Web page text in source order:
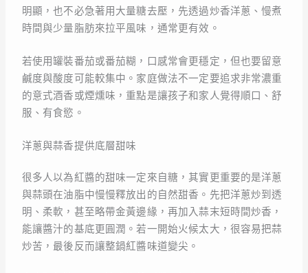
明顯，也不必急著用大量糖去壓，先透過炒香洋蔥、慢煮
時間與少量脂肪來拉平風味，通常更有效。
若使用罐裝番茄或番茄糊，口感常會更穩定，但也要留意
鹹度與酸度可能較集中。家庭做法不一定要追求非常濃重
的意式酒香或煙燻味，重點是讓孩子和家人覺得順口、舒
服、有食慾。
洋蔥與蒜香提供底層甜味
很多人以為紅醬的甜味一定來自糖，其實更重要的是洋蔥
與蒜頭在油脂中慢慢釋放出的自然甜香。先把洋蔥炒到透
明、柔軟，甚至略帶金黃邊緣，再加入蒜末短時間炒香，
能讓醬汁的基底更圓潤。若一開始火候太大，很容易把蒜
炒苦，最後反而讓整鍋紅醬味道變尖。